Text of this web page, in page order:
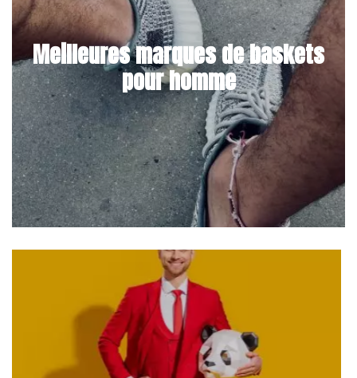
Meilleures marques de baskets
pour homme